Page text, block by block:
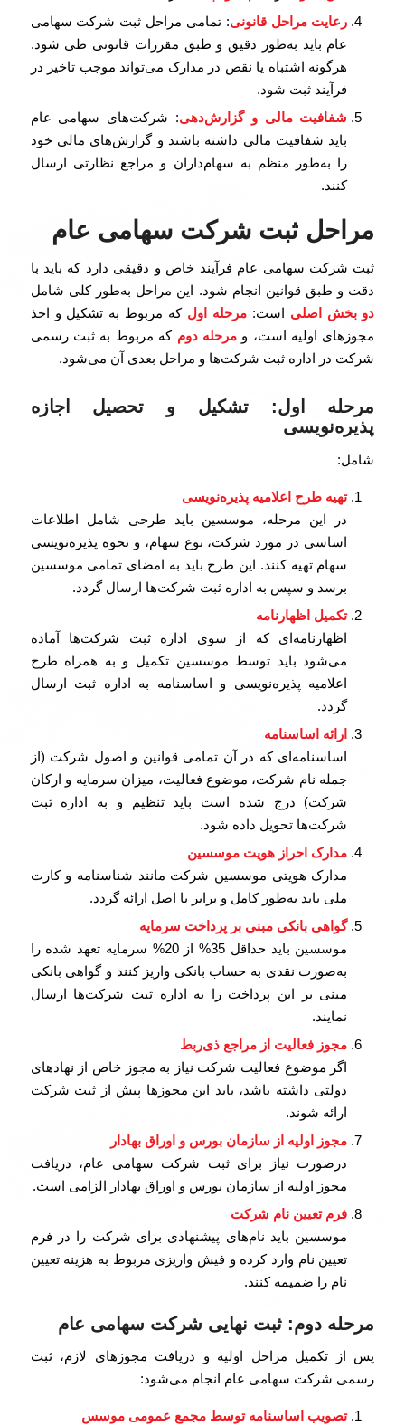
رعایت مراحل قانونی: تمامی مراحل ثبت شرکت سهامی
عام باید به‌طور دقیق و طبق مقررات قانونی طی شود.
هرگونه اشتباه یا نقص در مدارک می‌تواند موجب تاخیر در
فرآیند ثبت شود.
شفافیت مالی و گزارش‌دهی: شرکت‌های سهامی عام
باید شفافیت مالی داشته باشند و گزارش‌های مالی خود
را به‌طور منظم به سهام‌داران و مراجع نظارتی ارسال
کنند.
مراحل ثبت شرکت سهامی عام
ثبت شرکت سهامی عام فرآیند خاص و دقیقی دارد که باید با
دقت و طبق قوانین انجام شود. این مراحل به‌طور کلی شامل
دو بخش اصلی است:مرحله اول که مربوط به تشکیل و اخذ
مجوزهای اولیه است، ومرحله دوم که مربوط به ثبت رسمی
شرکت در اداره ثبت شرکت‌ها و مراحل بعدی آن می‌شود.
مرحله اول: تشکیل و تحصیل اجازه
پذیره‌نویسی
شامل:
تهیه طرح اعلامیه پذیره‌نویسی
در این مرحله، موسسین باید طرحی شامل اطلاعات
اساسی در مورد شرکت، نوع سهام، و نحوه پذیره‌نویسی
سهام تهیه کنند. این طرح باید به امضای تمامی موسسین
برسد و سپس به اداره ثبت شرکت‌ها ارسال گردد.
تکمیل اظهارنامه
اظهارنامه‌ای که از سوی اداره ثبت شرکت‌ها آماده
می‌شود باید توسط موسسین تکمیل و به همراه طرح
اعلامیه پذیره‌نویسی و اساسنامه به اداره ثبت ارسال
گردد.
ارائه اساسنامه
اساسنامه‌ای که در آن تمامی قوانین و اصول شرکت (از
جمله نام شرکت، موضوع فعالیت، میزان سرمایه و ارکان
شرکت) درج شده است باید تنظیم و به اداره ثبت
شرکت‌ها تحویل داده شود.
مدارک احراز هویت موسسین
مدارک هویتی موسسین شرکت مانند شناسنامه و کارت
ملی باید به‌طور کامل و برابر با اصل ارائه گردد.
گواهی بانکی مبنی بر پرداخت سرمایه
موسسین باید حداقل 35% از 20% سرمایه تعهد شده را
به‌صورت نقدی به حساب بانکی واریز کنند و گواهی بانکی
مبنی بر این پرداخت را به اداره ثبت شرکت‌ها ارسال
نمایند.
مجوز فعالیت از مراجع ذی‌ربط
اگر موضوع فعالیت شرکت نیاز به مجوز خاص از نهادهای
دولتی داشته باشد، باید این مجوزها پیش از ثبت شرکت
ارائه شوند.
مجوز اولیه از سازمان بورس و اوراق بهادار
درصورت نیاز برای ثبت شرکت سهامی عام، دریافت
مجوز اولیه از سازمان بورس و اوراق بهادار الزامی است.
فرم تعیین نام شرکت
موسسین باید نام‌های پیشنهادی برای شرکت را در فرم
تعیین نام وارد کرده و فیش واریزی مربوط به هزینه تعیین
نام را ضمیمه کنند.
مرحله دوم: ثبت نهایی شرکت سهامی عام
پس از تکمیل مراحل اولیه و دریافت مجوزهای لازم، ثبت
رسمی شرکت سهامی عام انجام می‌شود:
تصویب اساسنامه توسط مجمع عمومی موسس